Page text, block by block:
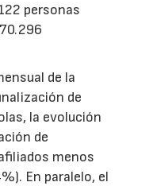
personas
de la
de
la evolución
de
menos
En paralelo, el